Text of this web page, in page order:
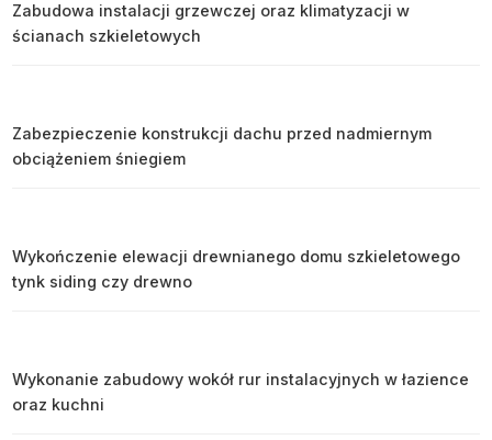
Zabudowa instalacji grzewczej oraz klimatyzacji w
ścianach szkieletowych
Zabezpieczenie konstrukcji dachu przed nadmiernym
obciążeniem śniegiem
Wykończenie elewacji drewnianego domu szkieletowego
tynk siding czy drewno
Wykonanie zabudowy wokół rur instalacyjnych w łazience
oraz kuchni